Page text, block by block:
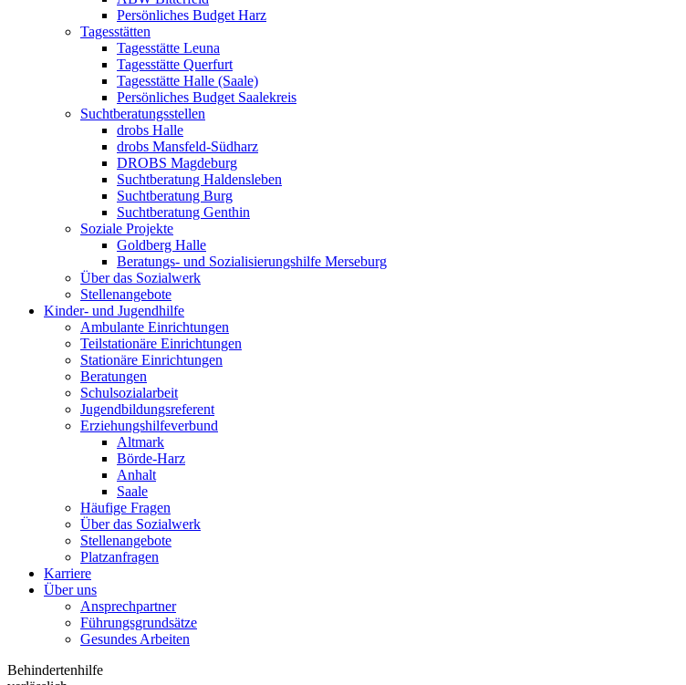
Persönliches Budget Harz
Tagesstätten
Tagesstätte Leuna
Tagesstätte Querfurt
Tagesstätte Halle (Saale)
Persönliches Budget Saalekreis
Suchtberatungsstellen
drobs Halle
drobs Mansfeld-Südharz
DROBS Magdeburg
Suchtberatung Haldensleben
Suchtberatung Burg
Suchtberatung Genthin
Soziale Projekte
Goldberg Halle
Beratungs- und Sozialisierungshilfe Merseburg
Über das Sozialwerk
Stellenangebote
Kinder- und Jugendhilfe
Ambulante Einrichtungen
Teilstationäre Einrichtungen
Stationäre Einrichtungen
Beratungen
Schulsozialarbeit
Jugendbildungsreferent
Erziehungshilfeverbund
Altmark
Börde-Harz
Anhalt
Saale
Häufige Fragen
Über das Sozialwerk
Stellenangebote
Platzanfragen
Karriere
Über uns
Ansprechpartner
Führungsgrundsätze
Gesundes Arbeiten
Behindertenhilfe